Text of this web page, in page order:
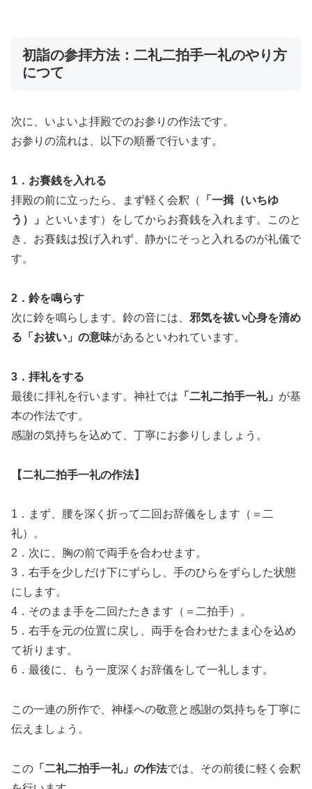
初詣の参拝方法：二礼二拍手一礼のやり方
につて
次に、いよいよ拝殿でのお参りの作法です。
お参りの流れは、以下の順番で行います。
1．お賽銭を入れる
拝殿の前に立ったら、まず軽く会釈（
「一揖（いちゆ
う）」
といいます）をしてからお賽銭を入れます。このと
き、お賽銭は投げ入れず、静かにそっと入れるのが礼儀で
す。
2．鈴を鳴らす
次に鈴を鳴らします。鈴の音には、 邪気を祓い心身を清め
る「お祓い」の意味があるといわれています。
3．拝礼をする
最後に拝礼を行います。神社では 「二礼二拍手一礼」 が基
本の作法です。
感謝の気持ちを込めて、丁寧にお参りしましょう。
【二礼二拍手一礼の作法】
1．まず、腰を深く折って二回お辞儀をします（＝二
礼）。
2．次に、胸の前で両手を合わせます。
3．右手を少しだけ下にずらし、手のひらをずらした状態
にします。
4．そのまま手を二回たたきます（＝二拍手）。
5．右手を元の位置に戻し、両手を合わせたまま心を込め
て祈ります。
6．最後に、もう一度深くお辞儀をして一礼します。
この一連の所作で、神様への敬意と感謝の気持ちを丁寧に
伝えましょう。
この 「二礼二拍手一礼」の作法では、その前後に軽く会釈